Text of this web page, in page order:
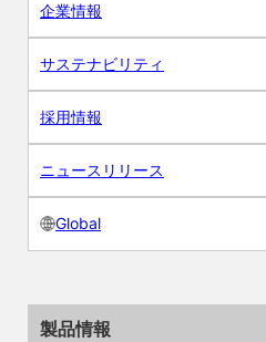
企業情報
サステナビリティ
採用情報
ニュースリリース
Global
製品情報